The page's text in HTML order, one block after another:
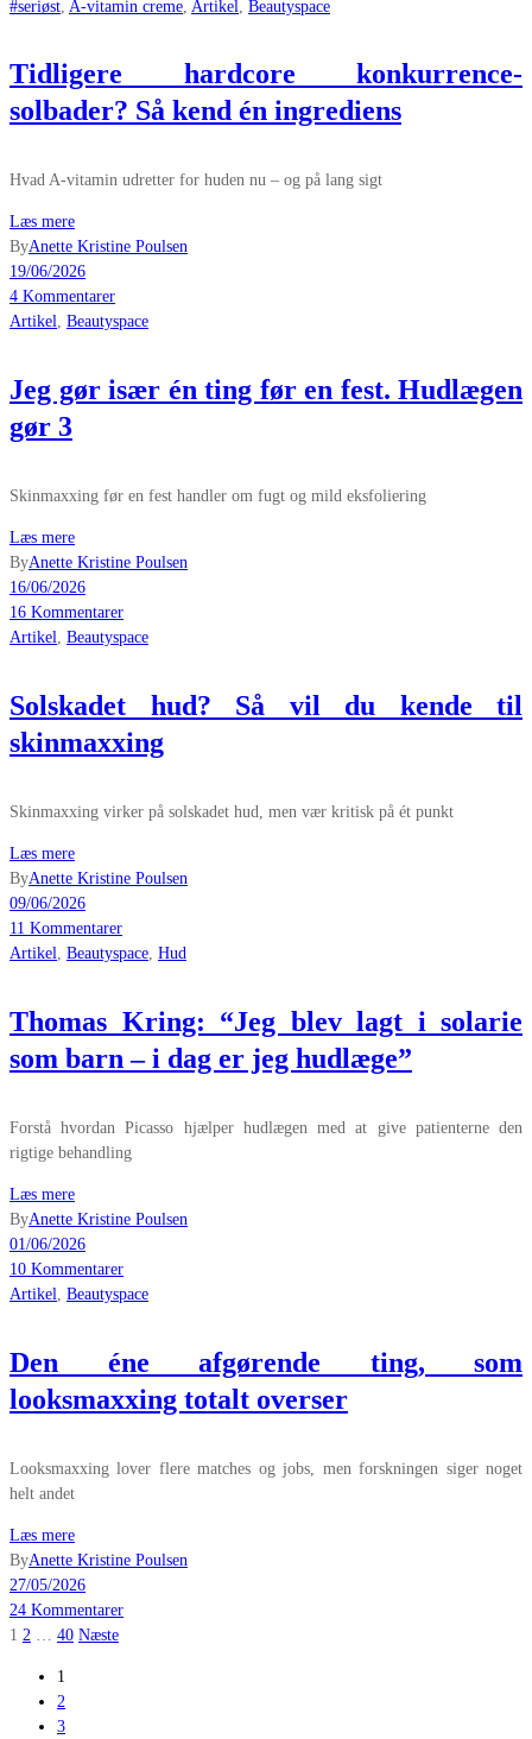
#seriøst A-vitamin creme Artikel Beautyspace
Tidligere hardcore konkurrence-
solbader? Så kend én ingrediens
Hvad A-vitamin udretter for huden nu – og på lang sigt
Læs mere
ByAnette Kristine Poulsen
19/06/2026
4 Kommentarer
Artikel, Beautyspace
Jeg gør især én ting før en fest. Hudlægen
gør 3
Skinmaxxing før en fest handler om fugt og mild eksfoliering
Læs mere
ByAnette Kristine Poulsen
16/06/2026
16 Kommentarer
Artikel, Beautyspace
Solskadet hud? Så vil du kende til
skinmaxxing
Skinmaxxing virker på solskadet hud, men vær kritisk på ét punkt
Læs mere
ByAnette Kristine Poulsen
09/06/2026
11 Kommentarer
Artikel
Beautyspace Hud
Thomas Kring: “Jeg blev lagt i solarie
som barn – i dag er jeg hudlæge”
Forstå hvordan Picasso hjælper hudlægen med at give patienterne den
rigtige behandling
Læs mere
ByAnette Kristine Poulsen
01/06/2026
10 Kommentarer
Artikel
Beautyspace
Den éne afgørende ting, som
looksmaxxing totalt overser
Looksmaxxing lover flere matches og jobs, men forskningen siger noget
helt andet
Læs mere
ByAnette Kristine Poulsen
27/05/2026
24 Kommentarer
Indlægsinddeling
1 2 40 Næste
1
2
3